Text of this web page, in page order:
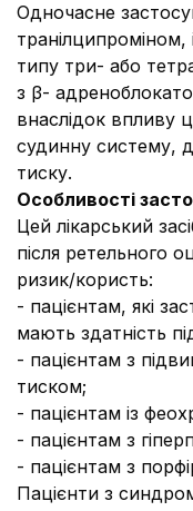
Одночасне
транілципроміном,
типу три- або
з β-
внаслідок впливу
судинну систему,
тиску.
Особливості
Цей лікарський
після ретельного
ризик/користь:
- пацієнтам, які
мають здатність
- пацієнтам з
тиском;
- пацієнтам із
- пацієнтам з
- пацієнтам з
Пацієнти з